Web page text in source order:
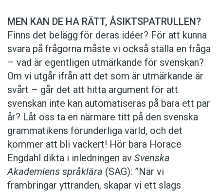
MEN KAN DE HA RÄTT, ÅSIKTSPATRULLEN?
Finns det belägg för deras idéer? För att kunna
svara på frågorna måste vi också ställa en fråga
– vad är egentligen utmärkande för svenskan?
Om vi utgår ifrån att det som är utmärkande är
svårt – går det att hitta argument för att
svenskan inte kan automatiseras på bara ett par
år? Låt oss ta en närmare titt på den svenska
grammatikens förunderliga värld, och det
kommer att bli vackert! Hör bara Horace
Engdahl dikta i inledningen av Svenska
Akademiens språklära (SAG): ”När vi
frambringar yttranden, skapar vi ett slags